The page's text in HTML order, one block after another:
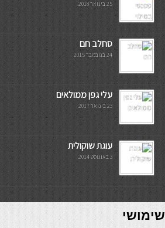
25 בינואר 2018
סחלב חם
24 בנובמבר 2015
עלי גפן ממולאים
23 בינואר 2017
עוגת שוקולית
3 באוגוסט 2014
7slots
seriöse online casinos österreich
שימושי